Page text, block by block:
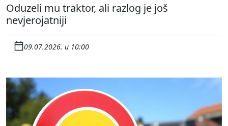
Oduzeli mu traktor, ali razlog je još
nevjerojatniji
09.07.2026. u 10:00